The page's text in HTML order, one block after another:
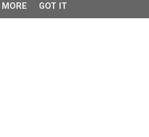
MORE GOT IT